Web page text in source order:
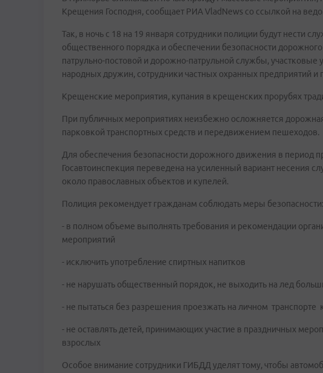
Крещения Господня, сообщает РИА VladNews со ссылкой на
Так, в ночь с 18 на 19 января сотрудники полиции будут нести
общественного порядка и обеспечении безопасности
патрульно-постовой и дорожно-патрульной службы,
народных дружин, сотрудники частных охранных предприятий и
Крещенские мероприятия, купания в крещенских прорубях
При публичных мероприятиях неизбежно осложняется
парковкой транспортных средств и передвижением пешеходов.
Для обеспечения безопасности дорожного движения в период
Госавтоинспекция переведена на усиленный вариант несения
около православных объектов и купелей.
Полиция рекомендует гражданам соблюдать меры безопасности:
- в полном объеме выполнять требования и рекомендации
мероприятий
- исключить употребление спиртных напитков
- не нарушать общественный порядок, не выходить на лед
- не пытаться без разрешения проезжать на личном
- не оставлять детей, принимающих участие в праздничных
взрослых
Особое внимание сотрудники ГИБДД уделят тому, чтобы